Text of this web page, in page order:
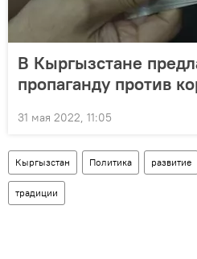
В Кыргызстане
пропаганду против
31 мая 2022, 11:05
Кыргызстан Политика развитие
традиции